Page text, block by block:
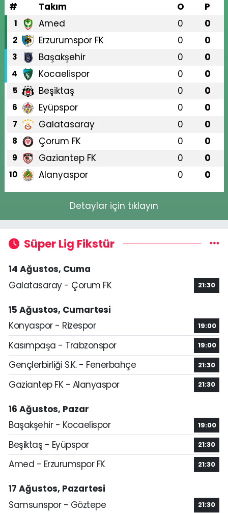
#
Takım O P
1 Amed 0 0
2 Erzurumspor FK 0 0
3 Başakşehir 0 0
4 Kocaelispor 0 0
5 Beşiktaş 0 0
6 Eyüpspor 0 0
7 Galatasaray 0 0
8 Çorum FK 0 0
9 Gaziantep FK 0 0
10 Alanyaspor 0 0
Detaylar için tıklayın
Süper Lig Fikstür
14 Ağustos, Cuma
Galatasaray - Çorum FK
21:30
15 Ağustos, Cumartesi
Konyaspor - Rizespor
19:00
Kasımpaşa - Trabzonspor 19:00
Gençlerbirliği S.K. - Fenerbahçe 21:30
Gaziantep FK - Alanyaspor 21:30
16 Ağustos, Pazar
Başakşehir - Kocaelispor
19:00
Beşiktaş - Eyüpspor 21:30
Amed - Erzurumspor FK 21:30
17 Ağustos, Pazartesi
Samsunspor - Göztepe
21:30